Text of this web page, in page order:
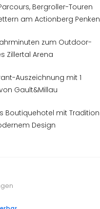
Bergroller-Touren
am Actionberg Penken
zum Outdoor-
Zillertal Arena
Auszeichnung mit 1
Gault&Millau
Boutiquehotel mit Tradition
Design